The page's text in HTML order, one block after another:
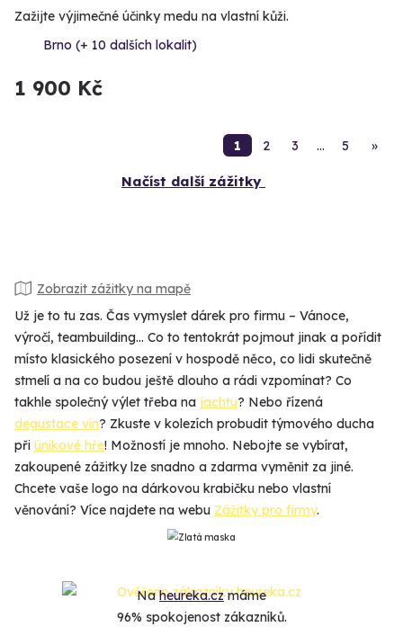
Zažijte výjimečné účinky medu na vlastní kůži.
Brno (+ 10 dalších lokalit)
1 900 Kč
1 2 3 … 5 »
Načíst další zážitky
Zobrazit zážitky na mapě
Už je to tu zas. Čas vymyslet dárek pro firmu – Vánoce,
výročí, teambuilding... Co to tentokrát pojmout jinak a pořídit
místo klasického posezení v hospodě něco, co lidi skutečně
stmelí a na co budou ještě dlouho a rádi vzpomínat? Co
takhle společný výlet třeba na jachtu? Nebo řízená
degustace vín? Zkuste v kolezích probudit týmového ducha
při únikové hře! Možností je mnoho. Nebojte se vybírat,
zakoupené zážitky lze snadno a zdarma vyměnit za jiné.
Chcete vaše logo na dárkovou krabičku nebo vlastní
věnování? Více najdete na webu Zážitky pro firmy.
Naheureka.czmáme
96% spokojenost zákazníků.